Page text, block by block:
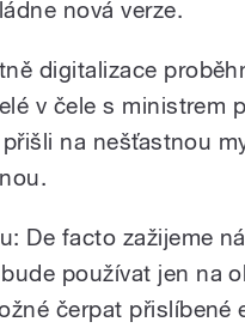
nová verze.
digitalizace
v čele s ministrem
na nešťastnou
De facto zažijeme
používat jen na
čerpat přislíbené